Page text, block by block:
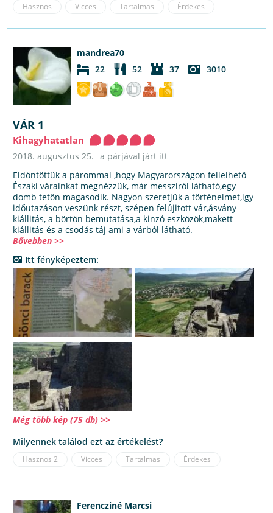
Hasznos Vicces Tartalmas Érdekes
mandrea70
22
52 37 3010
VÁR 1
Kihagyhatatlan
2018. augusztus 25. a párjával járt itt
Eldöntöttük a párommal ,hogy Magyarországon fellelhető
Északi várainkat megnézzük, már messziről látható,egy
domb tetőn magasodik. Nagyon szeretjük a történelmet,igy
időutazáson veszünk részt, szépen felújitott vár,ásvány
kiállitás, a börtön bemutatása,a kinzó eszközök,makett
kiállitás és a csodás táj ami a várból látható.
Bővebben >>
Itt fényképeztem:
Még több kép (75 db) >>
Milyennek találod ezt az értékelést?
Hasznos 2 Vicces Tartalmas Érdekes
Ferencziné Marcsi